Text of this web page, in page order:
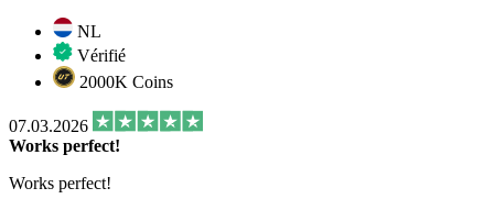
NL
Vérifié
2000K Coins
07.03.2026
Works perfect!
Works perfect!